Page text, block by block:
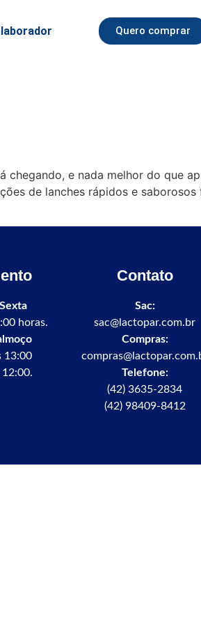
Quero comprar
chegando, e nada melhor do que
de lanches rápidos e saborosos
horas.
13:00
Contato
Sac:
sac@lactopar.com.br
Compras:
Telefone:
(42) 3635-2834
(42) 98409-8412